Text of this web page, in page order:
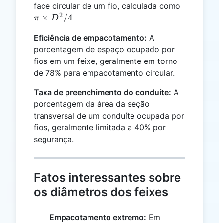
face circular de um fio, calculada como
π × D2/4.
Eficiência de empacotamento: A
porcentagem de espaço ocupado por
fios em um feixe, geralmente em torno
de 78% para empacotamento circular.
Taxa de preenchimento do conduíte: A
porcentagem da área da seção
transversal de um conduíte ocupada por
fios, geralmente limitada a 40% por
segurança.
Fatos interessantes sobre
os diâmetros dos feixes
Empacotamento extremo: Em